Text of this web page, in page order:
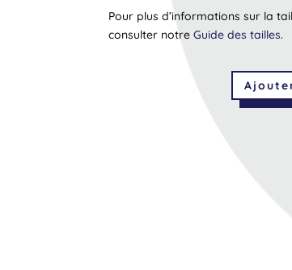
Pour plus d’informations sur la
consulter notreGuide des tailles.